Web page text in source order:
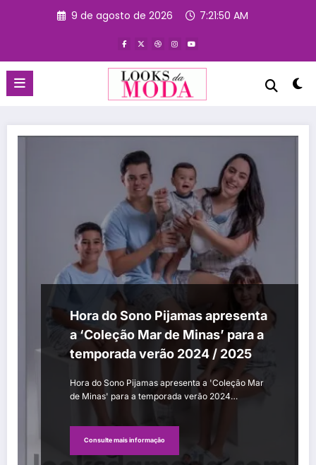
9 de agosto de 2026 7:21:51 AM
Hora do Sono Pijamas apresenta
a ‘Coleção Mar de Minas’ para a
temporada verão 2024 / 2025
Hora do Sono Pijamas apresenta a 'Coleção Mar
de Minas' para a temporada verão 2024…
Consulte mais informação